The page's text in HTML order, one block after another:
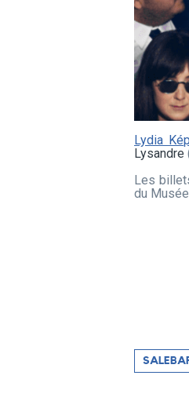
Lydia
Lysandre
Les
du
Filtrer
par